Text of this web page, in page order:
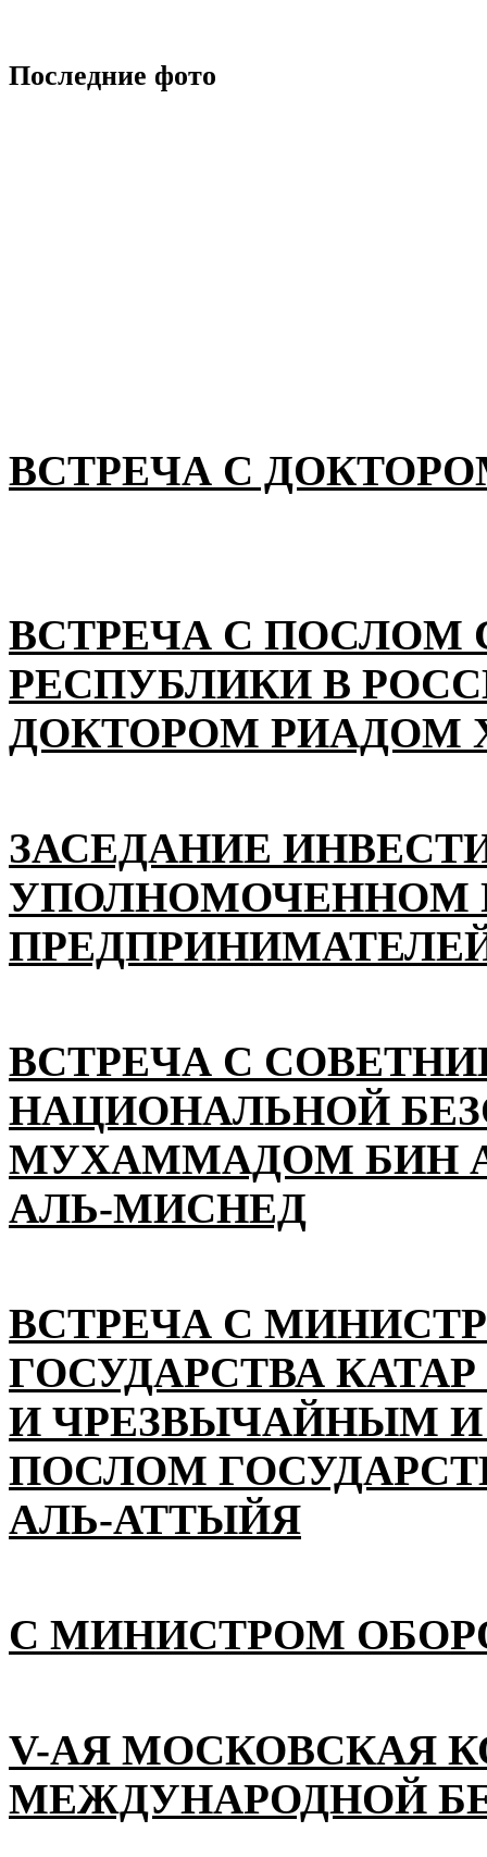
Последние фото
ВСТРЕЧА С
ВСТРЕЧА С ПОСЛОМ
РЕСПУБЛИКИ В
ДОКТОРОМ РИАДОМ
ЗАСЕДАНИЕ
УПОЛНОМОЧЕННОМ
ВСТРЕЧА С
НАЦИОНАЛЬНОЙ
МУХАММАДОМ БИН
АЛЬ-МИСНЕД
ВСТРЕЧА С
ГОСУДАРСТВА
И ЧРЕЗВЫЧАЙНЫМ
ПОСЛОМ
АЛЬ-АТТЫЙЯ
С МИНИСТРОМ
V-АЯ МОСКОВСКАЯ
МЕЖДУНАРОДНОЙ